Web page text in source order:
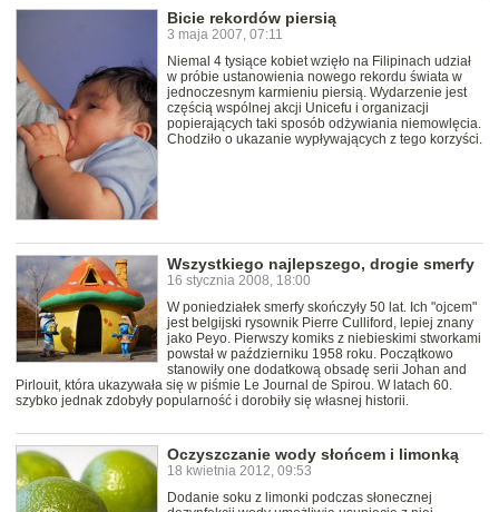
Bicie rekordów piersią
3 maja 2007, 07:11
Niemal 4 tysiące kobiet wzięło na Filipinach udział
w próbie ustanowienia nowego rekordu świata w
jednoczesnym karmieniu piersią. Wydarzenie jest
częścią wspólnej akcji Unicefu i organizacji
popierających taki sposób odżywiania niemowlęcia.
Chodziło o ukazanie wypływających z tego korzyści.
Wszystkiego najlepszego, drogie smerfy
16 stycznia 2008, 18:00
W poniedziałek smerfy skończyły 50 lat. Ich "ojcem"
jest belgijski rysownik Pierre Culliford, lepiej znany
jako Peyo. Pierwszy komiks z niebieskimi stworkami
powstał w październiku 1958 roku. Początkowo
stanowiły one dodatkową obsadę serii Johan and
Pirlouit, która ukazywała się w piśmie Le Journal de Spirou. W latach 60.
szybko jednak zdobyły popularność i dorobiły się własnej historii.
Oczyszczanie wody słońcem i limonką
18 kwietnia 2012, 09:53
Dodanie soku z limonki podczas słonecznej